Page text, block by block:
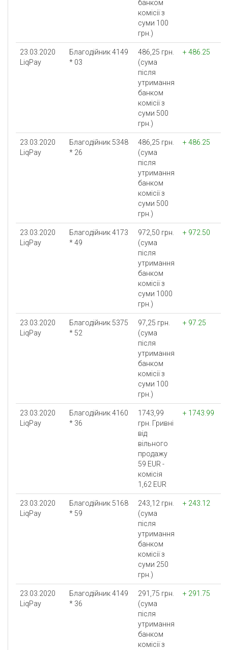
банком
комісії з
суми 100
грн.)
23.03.2020
LiqPay
Благодійник 4149
* 03
486,25 грн.
(сума
після
утримання
банком
комісії з
суми 500
грн.)
+ 486.25
23.03.2020
LiqPay
Благодійник 5348
* 26
486,25 грн.
(сума
після
утримання
банком
комісії з
суми 500
грн.)
+ 486.25
23.03.2020
LiqPay
Благодійник 4173
* 49
972,50 грн.
(сума
після
утримання
банком
комісії з
суми 1000
грн.)
+ 972.50
23.03.2020
LiqPay
Благодійник 5375
* 52
97,25 грн.
(сума
після
утримання
банком
комісії з
суми 100
грн.)
+ 97.25
23.03.2020
LiqPay
Благодійник 4160
* 36
1743,99
грн. Гривнi
вiд
вiльного
продажу
59 EUR -
комісія
1,62 EUR
+ 1743.99
23.03.2020
LiqPay
Благодійник 5168
* 59
243,12 грн.
(сума
після
утримання
банком
комісії з
суми 250
грн.)
+ 243.12
23.03.2020
LiqPay
Благодійник 4149
* 36
291,75 грн.
(сума
після
утримання
банком
комісії з
+ 291.75